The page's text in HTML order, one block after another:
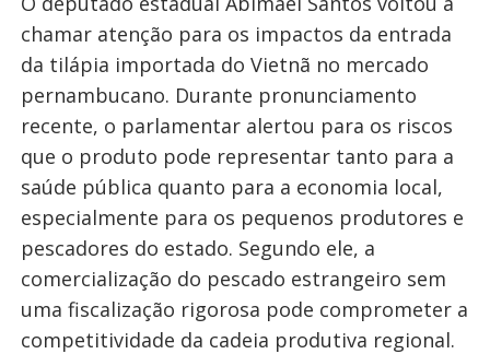
chamar atenção para os impactos da entrada
da tilápia importada do Vietnã no mercado
pernambucano. Durante pronunciamento
recente, o parlamentar alertou para os riscos
que o produto pode representar tanto para a
saúde pública quanto para a economia local,
especialmente para os pequenos produtores e
pescadores do estado. Segundo ele, a
comercialização do pescado estrangeiro sem
uma fiscalização rigorosa pode comprometer a
competitividade da cadeia produtiva regional.